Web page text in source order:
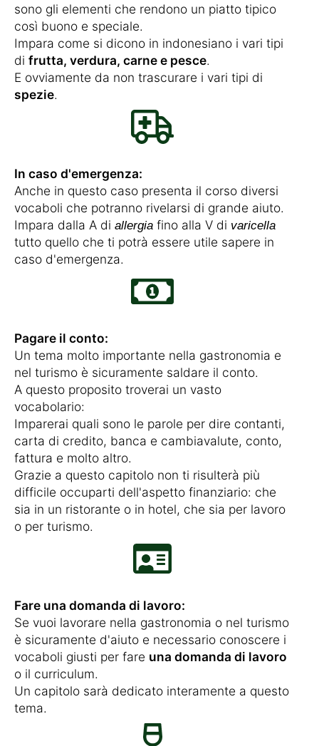
sono gli elementi che rendono un piatto tipico
così buono e speciale.
Impara come si dicono in indonesiano i vari tipi
di frutta, verdura, carne e pesce.
E ovviamente da non trascurare i vari tipi di
spezie.
In caso d'emergenza:
Anche in questo caso presenta il corso diversi
vocaboli che potranno rivelarsi di grande aiuto.
Impara dalla A di allergia fino alla V di varicella
tutto quello che ti potrà essere utile sapere in
caso d'emergenza.
Pagare il conto:
Un tema molto importante nella gastronomia e
nel turismo è sicuramente saldare il conto.
A questo proposito troverai un vasto
vocabolario:
Imparerai quali sono le parole per dire contanti,
carta di credito, banca e cambiavalute, conto,
fattura e molto altro.
Grazie a questo capitolo non ti risulterà più
difficile occuparti dell'aspetto finanziario: che
sia in un ristorante o in hotel, che sia per lavoro
o per turismo.
Fare una domanda di lavoro:
Se vuoi lavorare nella gastronomia o nel turismo
è sicuramente d'aiuto e necessario conoscere i
vocaboli giusti per fare una domanda di lavoro
o il curriculum.
Un capitolo sarà dedicato interamente a questo
tema.